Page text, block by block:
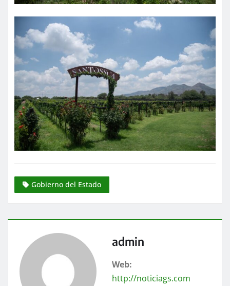
Gobierno del Estado
admin
Web:
http://noticiags.com